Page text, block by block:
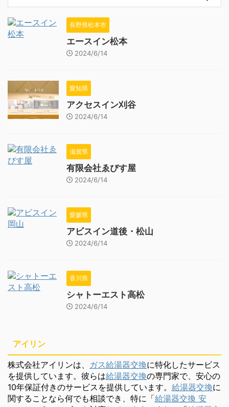
長野県松本市
エースイン松本
2024/6/14
愛知県
アクセスイン刈谷
2024/6/14
滋賀県
有限会社ゑびす屋
2024/6/14
愛媛県
アビスイン道後・松山
2024/6/14
香川県
シャトーエスト高松
2024/6/14
アイリン
株式会社アイリンは、 ガス給湯器交換に特化したサービス
を提供しています。彼らは給湯器交換の専門家で、安心の
10年保証付きのサービスを提供しています。 給湯器交換に
関することなら何でも相談でき、特に「給湯器交換 安